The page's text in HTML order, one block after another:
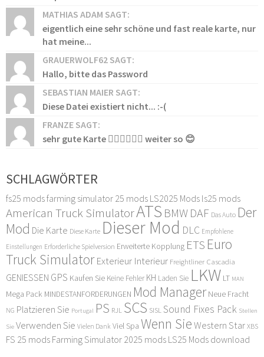
MATHIAS ADAM SAGT:
eigentlich eine sehr schöne und fast reale karte, nur
hat meine...
GRAUERWOLF62 SAGT:
Hallo, bitte das Password
SEBASTIAN MAIER SAGT:
Diese Datei existiert nicht... :-(
FRANZE SAGT:
sehr gute Karte 👍🏻👍🏻👍🏻 weiter so 😊
SCHLAGWÖRTER
fs25 modsfarming simulator 25 mods LS2025 Mods ls25 mods
American Truck SimulatorATS BMW DAF Das Auto Der
Mod Die Karte Diese Karte Dieser Mod DLC Empfohlene
Einstellungen Erforderliche Spielversion Erweiterte Kopplung ETS Euro
Truck Simulator Exterieur Interieur Freightliner Cascadia
GENIESSEN GPS Kaufen Sie Keine Fehler KH Laden Sie LKW LT MAN
Mega Pack MINDESTANFORDERUNGEN Mod Manager Neue Fracht
NG Platzieren Sie Portugal PS RJL SCS SISLSound Fixes Pack Stellen
Sie Verwenden Sie Vielen Dank Viel Spa Wenn Sie Western Star XBS
FS 25 mods Farming Simulator 2025 mods LS25 Mods download